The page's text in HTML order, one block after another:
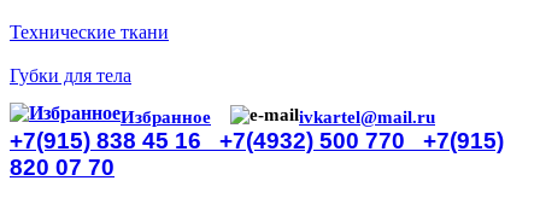
Технические ткани
Губки для тела
Избранное ivkartel@mail.ru
+7(915) 838 45 16 +7(4932) 500 770 +7(915)
820 07 70